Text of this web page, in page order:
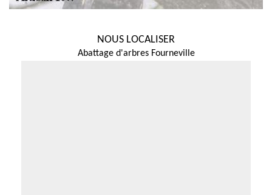
NOUS LOCALISER
Abattage d'arbres Fourneville